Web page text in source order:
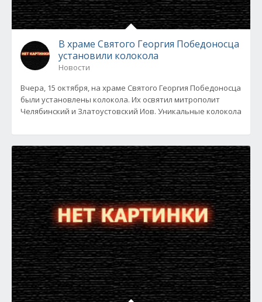
В храме Святого Георгия Победоносца
установили колокола
Новости
Вчера, 15 октября, на храме Святого Георгия Победоносца
были установлены колокола. Их освятил митрополит
Челябинский и Златоустовский Иов. Уникальные колокола